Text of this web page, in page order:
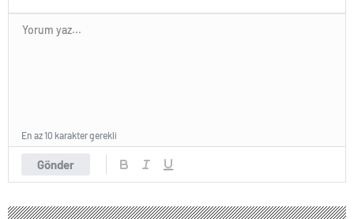
Gönder
En az 10 karakter gerekli